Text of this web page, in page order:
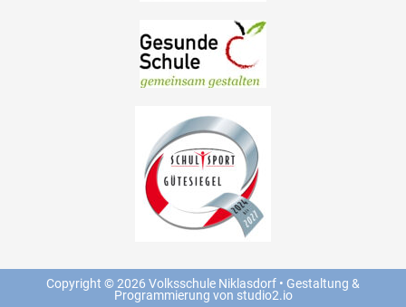
Copyright © 2026 Volksschule Niklasdorf • Gestaltung &
Programmierung von studio2.io